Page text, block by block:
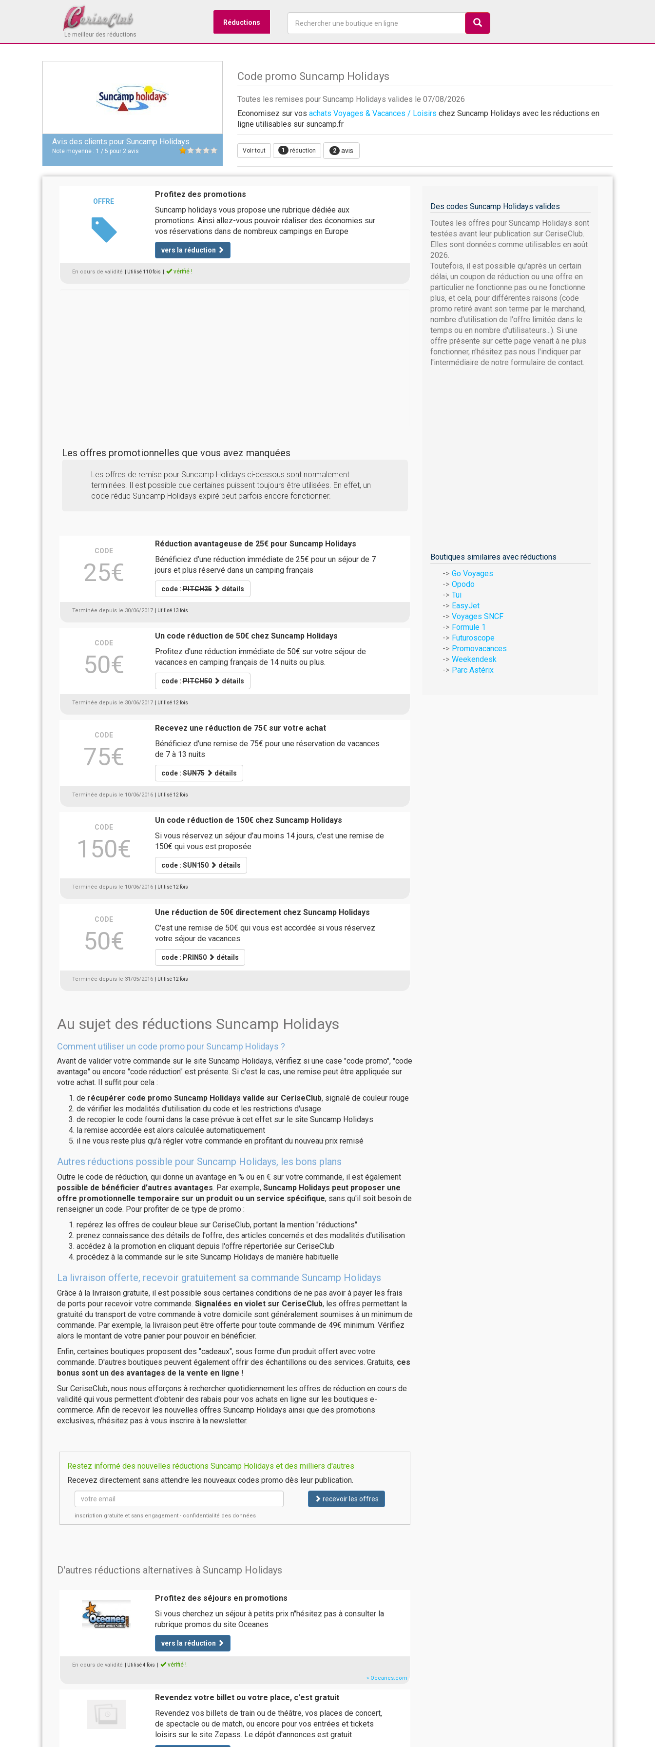
Le meilleur des réductions
Réductions
Avis des clients pour Suncamp Holidays
Note moyenne : 1 / 5 pour 2 avis
Code promo Suncamp Holidays
Toutes les remises pour Suncamp Holidays valides le 07/08/2026
Economisez sur vos achats Voyages & Vacances / Loisirs chez Suncamp Holidays avec les réductions en
ligne utilisables sur suncamp.fr
Voir tout 1 réduction 2 avis
OFFRE
Profitez des promotions
Suncamp holidays vous propose une rubrique dédiée aux
promotions. Ainsi allez-vous pouvoir réaliser des économies sur
vos réservations dans de nombreux campings en Europe
vers la réduction
En cours de validité | Utilisé 110 fois vérifié !
Les offres promotionnelles que vous avez manquées
Les offres de remise pour Suncamp Holidays ci-dessous sont normalement
terminées. Il est possible que certaines puissent toujours être utilisées. En effet, un
code réduc Suncamp Holidays expiré peut parfois encore fonctionner.
CODE
25€
Réduction avantageuse de 25€ pour Suncamp Holidays
Bénéficiez d’une réduction immédiate de 25€ pour un séjour de 7
jours et plus réservé dans un camping français
code :PITCH25 détails
Terminée depuis le 30/06/2017 | Utilisé 13 fois
CODE
50€
Un code réduction de 50€ chez Suncamp Holidays
Profitez d'une réduction immédiate de 50€ sur votre séjour de
vacances en camping français de 14 nuits ou plus.
code :PITCH50 détails
Terminée depuis le 30/06/2017 | Utilisé 12 fois
CODE
75€
Recevez une réduction de 75€ sur votre achat
Bénéficiez d'une remise de 75€ pour une réservation de vacances
de 7 à 13 nuits
code :SUN75 détails
Terminée depuis le 10/06/2016 | Utilisé 12 fois
CODE
150€
Un code réduction de 150€ chez Suncamp Holidays
Si vous réservez un séjour d'au moins 14 jours, c'est une remise de
150€ qui vous est proposée
code :SUN150 détails
Terminée depuis le 10/06/2016 | Utilisé 12 fois
CODE
50€
Une réduction de 50€ directement chez Suncamp Holidays
C'est une remise de 50€ qui vous est accordée si vous réservez
votre séjour de vacances.
code :PRIN50 détails
Terminée depuis le 31/05/2016 | Utilisé 12 fois
Au sujet des réductions Suncamp Holidays
Comment utiliser un code promo pour Suncamp Holidays ?
Avant de valider votre commande sur le site Suncamp Holidays, vérifiez si une case "code promo", "code
avantage" ou encore "code réduction" est présente. Si c'est le cas, une remise peut être appliquée sur
votre achat. Il suffit pour cela :
de récupérer code promo Suncamp Holidays valide sur CeriseClub, signalé de couleur rouge
de vérifier les modalités d'utilisation du code et les restrictions d'usage
de recopier le code fourni dans la case prévue à cet effet sur le site Suncamp Holidays
la remise accordée est alors calculée automatiquement
il ne vous reste plus qu'à régler votre commande en profitant du nouveau prix remisé
Autres réductions possible pour Suncamp Holidays, les bons plans
Outre le code de réduction, qui donne un avantage en % ou en € sur votre commande, il est également
possible de bénéficier d'autres avantages. Par exemple, Suncamp Holidays peut proposer une
offre promotionnelle temporaire sur un produit ou un service spécifique, sans qu'il soit besoin de
renseigner un code. Pour profiter de ce type de promo :
repérez les offres de couleur bleue sur CeriseClub, portant la mention "réductions"
prenez connaissance des détails de l'offre, des articles concernés et des modalités d'utilisation
accédez à la promotion en cliquant depuis l'offre répertoriée sur CeriseClub
procédez à la commande sur le site Suncamp Holidays de manière habituelle
La livraison offerte, recevoir gratuitement sa commande Suncamp Holidays
Grâce à la livraison gratuite, il est possible sous certaines conditions de ne pas avoir à payer les frais
de ports pour recevoir votre commande. Signalées en violet sur CeriseClub, les offres permettant la
gratuité du transport de votre commande à votre domicile sont généralement soumises à un minimum de
commande. Par exemple, la livraison peut être offerte pour toute commande de 49€ minimum. Vérifiez
alors le montant de votre panier pour pouvoir en bénéficier.
Enfin, certaines boutiques proposent des "cadeaux", sous forme d'un produit offert avec votre
commande. D'autres boutiques peuvent également offrir des échantillons ou des services. Gratuits, ces
bonus sont un des avantages de la vente en ligne !
Sur CeriseClub, nous nous efforçons à rechercher quotidiennement les offres de réduction en cours de
validité qui vous permettent d'obtenir des rabais pour vos achats en ligne sur les boutiques e-
commerce. Afin de recevoir les nouvelles offres Suncamp Holidays ainsi que des promotions
exclusives, n'hésitez pas à vous inscrire à la newsletter.
Restez informé des nouvelles réductions Suncamp Holidays et des milliers d'autres
Recevez directement sans attendre les nouveaux codes promo dès leur publication.
recevoir les offres
inscription gratuite et sans engagement - confidentialité des données
D'autres réductions alternatives à Suncamp Holidays
Profitez des séjours en promotions
Si vous cherchez un séjour à petits prix n"hésitez pas à consulter la
rubrique promos du site Oceanes
vers la réduction
En cours de validité | Utilisé 4 fois vérifié !
» Oceanes.com
Revendez votre billet ou votre place, c'est gratuit
Revendez vos billets de train ou de théâtre, vos places de concert,
de spectacle ou de match, ou encore pour vos entrées et tickets
loisirs sur le site Zepass. Le dépôt d'annonces est gratuit
Des codes Suncamp Holidays valides
Toutes les offres pour Suncamp Holidays sont
testées avant leur publication sur CeriseClub.
Elles sont données comme utilisables en août
2026.
Toutefois, il est possible qu'après un certain
délai, un coupon de réduction ou une offre en
particulier ne fonctionne pas ou ne fonctionne
plus, et cela, pour différentes raisons (code
promo retiré avant son terme par le marchand,
nombre d'utilisation de l'offre limitée dans le
temps ou en nombre d'utilisateurs...). Si une
offre présente sur cette page venait à ne plus
fonctionner, n'hésitez pas nous l'indiquer par
l'intermédiaire de notre formulaire de contact.
Boutiques similaires avec réductions
Go Voyages
Opodo
Tui
EasyJet
Voyages SNCF
Formule 1
Futuroscope
Promovacances
Weekendesk
Parc Astérix